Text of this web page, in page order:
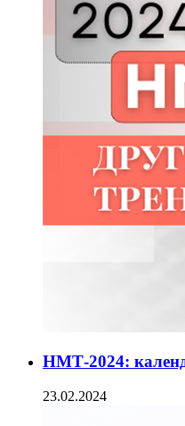
НМТ-2024:
23.02.2024